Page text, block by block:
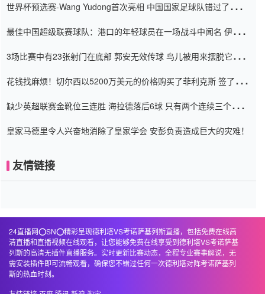
世界杯预选赛-Wang Yudong首次亮相 中国国家足球队错过了世界
最佳中国超级联赛球队：港口的年轻球员在一场战斗中闻名 伊万放
3场比赛中有23张射门在底部 郭安无效传球 鸟儿被用来摆脱它
花钱找麻烦！切尔西以5200万美元的价格购买了菲利克斯 签了7年
缺少英超联赛金靴位三连胜 海拉德落后6球 只有两个连续三个连续
皇家马德里令人兴奋地消除了皇家学会 安彭负责造成巨大的灾难！
友情链接
24直播网⭕️SN⭕️精彩呈现德利塔VS考诺萨基列斯直播，包括免费在线高
清直播和直播视频在线观看，让您能够免费在线享受到德利塔VS考诺萨基
列斯的高清无插件直播服务。实时更新比赛动态，全程专业赛事解说，无
需安装插件即可流畅观看，确保您不错过任何一次德利塔对阵考诺萨基列
斯的热血时刻。